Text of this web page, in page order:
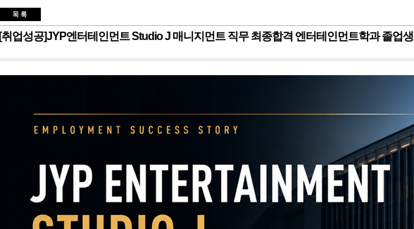
[취업성공]JYP엔터테인먼트 Studio J 매니지먼트 직무 최종합격 엔터테인먼트학과 졸업생